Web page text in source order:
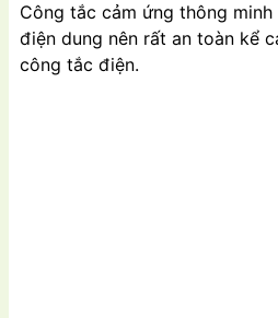
Công tắc cảm ứng thông
điện dung nên rất an toàn kể
công tắc điện.